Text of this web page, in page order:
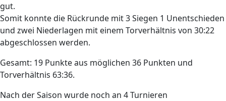
gut.
Somit konnte die Rückrunde mit 3 Siegen 1 Unentschieden
und zwei Niederlagen mit einem Torverhältnis von 30:22
abgeschlossen werden.
Gesamt: 19 Punkte aus möglichen 36 Punkten und
Torverhältnis 63:36.
Nach der Saison wurde noch an 4 Turnieren